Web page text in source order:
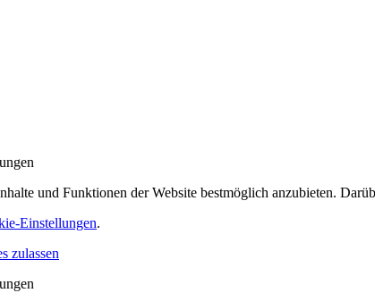
und Funktionen der Website bestmöglich anzubieten.
Einstellungen.
zulassen